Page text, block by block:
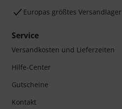
Europas größtes Versandlager
Service
Versandkosten und Lieferzeiten
Hilfe-Center
Gutscheine
Kontakt